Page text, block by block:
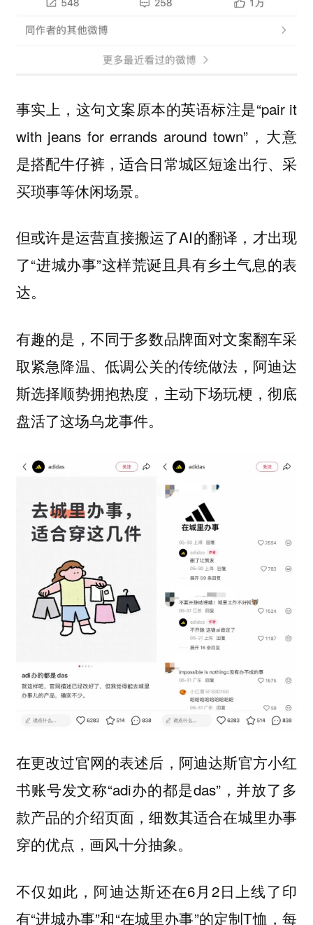
事实上，这句文案原本的英语标注是“pair it
with jeans for errands around town”，大意
是搭配牛仔裤，适合日常城区短途出行、采
买琐事等休闲场景。
但或许是运营直接搬运了AI的翻译，才出现
了“进城办事”这样荒诞且具有乡土气息的表
达。
有趣的是，不同于多数品牌面对文案翻车采
取紧急降温、低调公关的传统做法，阿迪达
斯选择顺势拥抱热度，主动下场玩梗，彻底
盘活了这场乌龙事件。
在更改过官网的表述后，阿迪达斯官方小红
书账号发文称“adi办的都是das”，并放了多
款产品的介绍页面，细数其适合在城里办事
穿的优点，画风十分抽象。
不仅如此，阿迪达斯还在6月2日上线了印
有“进城办事”和“在城里办事”的定制T恤，每